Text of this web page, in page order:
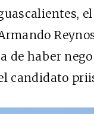
de haber
candidato